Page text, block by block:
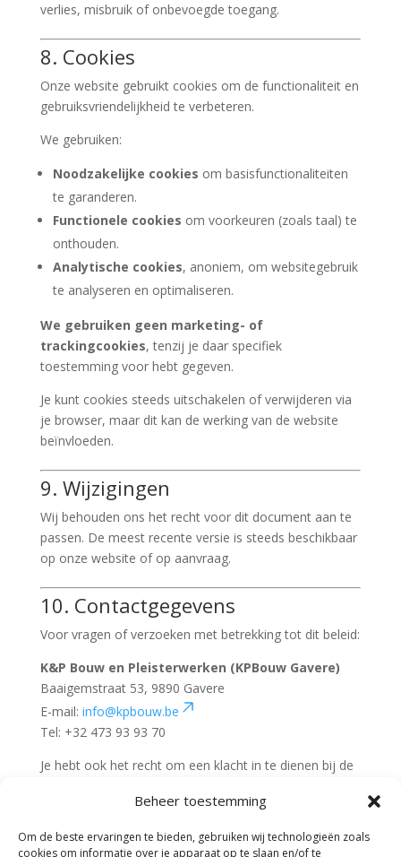
Beheer toestemming
Om de beste ervaringen te bieden, gebruiken wij technologieën zoals
cookies om informatie over je apparaat op te slaan en/of te
verlies, misbruik of onbevoegde toegang.
8. Cookies
Onze website gebruikt cookies om de functionaliteit en
gebruiksvriendelijkheid te verbeteren.
We gebruiken:
Noodzakelijke cookies om basisfunctionaliteiten
te garanderen.
Functionele cookies om voorkeuren (zoals taal) te
onthouden.
Analytische cookies, anoniem, om websitegebruik
te analyseren en optimaliseren.
We gebruiken geen marketing- of
trackingcookies, tenzij je daar specifiek
toestemming voor hebt gegeven.
Je kunt cookies steeds uitschakelen of verwijderen via
je browser, maar dit kan de werking van de website
beïnvloeden.
9. Wijzigingen
Wij behouden ons het recht voor dit document aan te
passen. De meest recente versie is steeds beschikbaar
op onze website of op aanvraag.
10. Contactgegevens
Voor vragen of verzoeken met betrekking tot dit beleid:
K&P Bouw en Pleisterwerken (KPBouw Gavere)
Baaigemstraat 53, 9890 Gavere
E-mail: info@kpbouw.be
Tel: +32 473 93 93 70
Je hebt ook het recht om een klacht in te dienen bij de
www.gegevensbeschermingsautoriteit.be
vindt dat jouw rechten niet correct worden nageleefd.